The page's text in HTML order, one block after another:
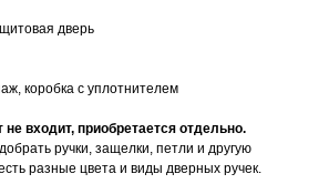
дверь
коробка с уплотнителем
входит, приобретается отдельно.
ручки, защелки, петли и другую
разные цвета и виды дверных ручек.